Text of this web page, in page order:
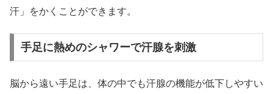
汗」をかくことができます。
手足に熱めのシャワーで汗腺を刺激
脳から遠い手足は、体の中でも汗腺の機能が低下しやすい